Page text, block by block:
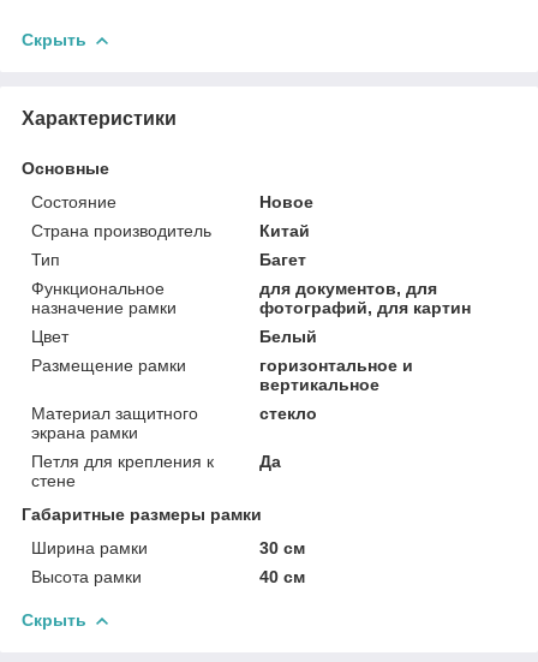
Скрыть
Характеристики
Основные
Состояние
Новое
Страна производитель
Китай
Тип
Багет
Функциональное
назначение рамки
для документов, для
фотографий, для картин
Цвет
Белый
Размещение рамки
горизонтальное и
вертикальное
Материал защитного
экрана рамки
стекло
Петля для крепления к
стене
Да
Габаритные размеры рамки
Ширина рамки
30 см
Высота рамки
40 см
Скрыть